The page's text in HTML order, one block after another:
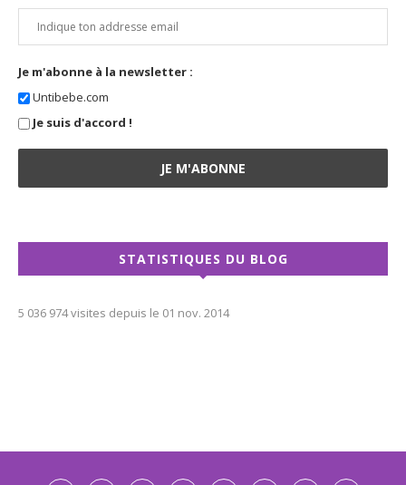
Je m'abonne à la newsletter :
Untibebe.com
Je suis d'accord !
STATISTIQUES DU BLOG
5 036 974 visites depuis le 01 nov. 2014